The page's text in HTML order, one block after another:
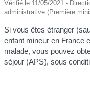
Vérifié le 11/05/2021 -
administrative (Première
Si vous êtes étranger
enfant mineur en France
malade, vous pouvez
séjour (APS), sous